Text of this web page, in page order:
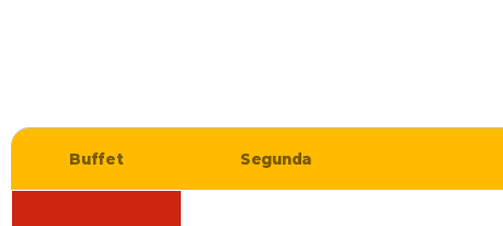
Buffet Segunda